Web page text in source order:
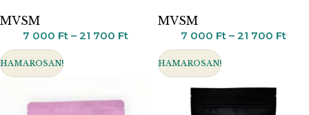
MVSM
7 000 Ft – 21 700 Ft
MVSM
7 000 Ft – 21 700 Ft
HAMAROSAN! HAMAROSAN!